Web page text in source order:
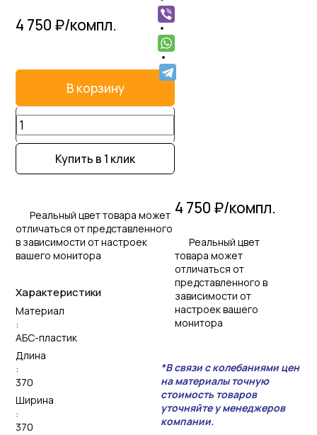
4 750 ₽/компл.
В корзину
Купить в 1 клик
Реальный цвет товара может
отличаться от представленного
в зависимости от настроек
вашего монитора
Характеристики
Материал
:
АБС-пластик
Длина
:
370
Ширина
:
370
4 750 ₽/компл.
Реальный цвет
товара может
отличаться от
представленного в
зависимости от
настроек вашего
монитора
*В связи с колебаниями цен
на материалы точную
стоимость товаров
уточняйте у менеджеров
компании.